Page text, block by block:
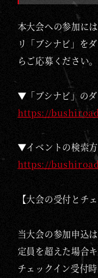
本大会への参加に
リ「ブシナビ」を
らご応募ください。
▼「ブシナビ」の
https://
▼イベントの検索
https://
【大会の受付とチ
当大会の参加申込
定員を超えた場合
チェックイン受付